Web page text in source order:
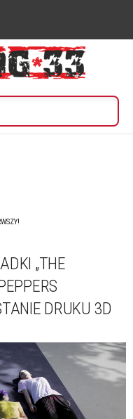
„THE
DRUKU 3D